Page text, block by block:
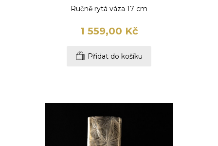
Ručně rytá váza 17 cm
1 559,00 Kč
Přidat do košíku